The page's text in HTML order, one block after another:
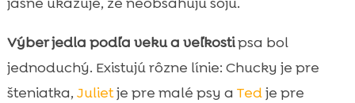
Výber jedla podľa veku a veľkostipsa bol
jednoduchý. Existujú rôzne línie: Chucky je pre
šteniatka, Julietje pre malé psy a Tedje pre